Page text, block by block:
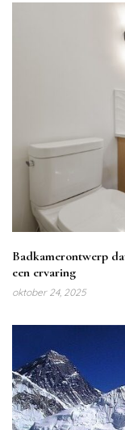
Badkamerontwerp
een ervaring
oktober 24, 2025